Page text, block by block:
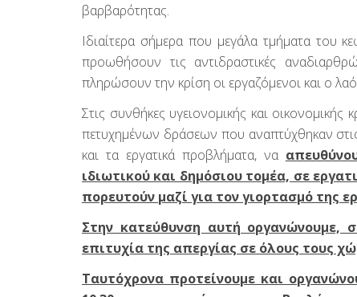
βαρβαρότητας.
Ιδιαίτερα σήμερα που μεγάλα τμήματα του
προωθήσουν τις αντιδραστικές
πληρώσουν την κρίση οι εργαζόμενοι και ο
Στις συνθήκες υγειονομικής και
πετυχημένων δράσεων που αναπτύχθηκαν
και τα εργατικά προβλήματα, να
ιδιωτικού και δημόσιου τομέα, σε
πορευτούν μαζί για τον γιορτασμό της
Στην κατεύθυνση αυτή οργανώνουμε,
επιτυχία της απεργίας σε όλους τους
Ταυτόχρονα προτείνουμε και